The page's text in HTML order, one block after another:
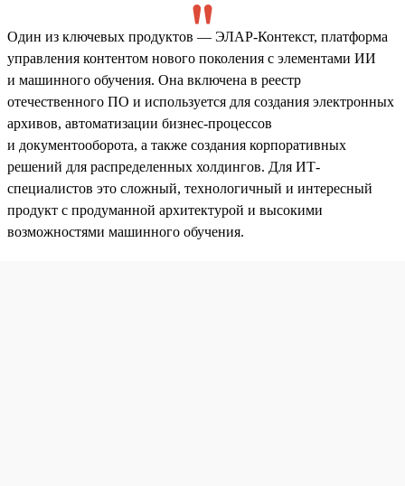
Один из ключевых продуктов — ЭЛАР-Контекст, платформа
управления контентом нового поколения с элементами ИИ
и машинного обучения. Она включена в реестр
отечественного ПО и используется для создания электронных
архивов, автоматизации бизнес-процессов
и документооборота, а также создания корпоративных
решений для распределенных холдингов. Для ИТ-
специалистов это сложный, технологичный и интересный
продукт с продуманной архитектурой и высокими
возможностями машинного обучения.